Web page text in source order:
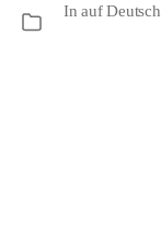
Inauf Deutsch